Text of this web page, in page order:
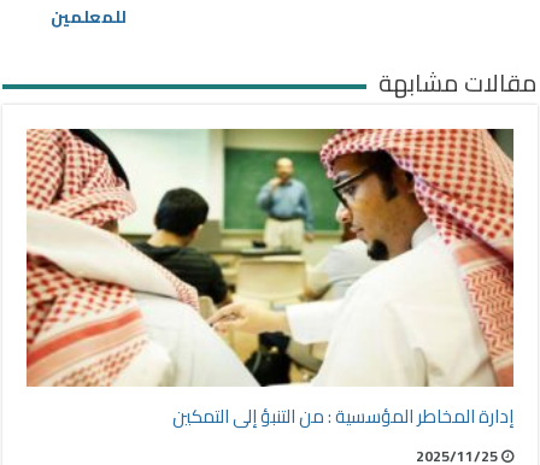
للمعلمين
مقالات مشابهة
إدارة المخاطر المؤسسية : من التنبؤ إلى التمكين
2025/11/25